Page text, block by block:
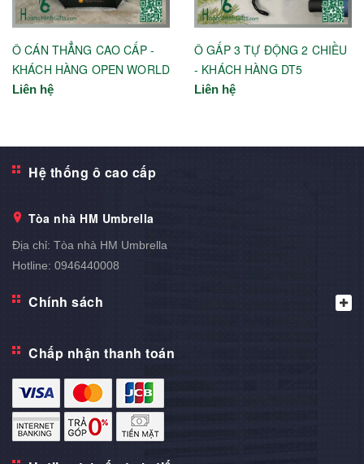
Ô CÁN THẲNG CAO CẤP -
KHÁCH HÀNG OPEN WORLD
Liên hệ
Ô GẤP 3 TỰ ĐỘNG 2 CHIỀU
- KHÁCH HÀNG DT5
Liên hệ
Hệ thống ô cao cấp
Tòa nhà HM Umbrella
Địa chỉ: Tòa nhà HM Umbrella
Hotline: 0946440008
Chính sách
Chấp nhận thanh toán